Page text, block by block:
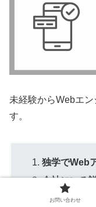
未経験からWebエ
す。
独学でWeb
会社にいる
スクールに
お問い合わせ